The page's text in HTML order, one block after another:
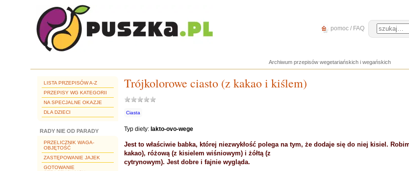
pomoc / FAQ
Archiwum przepisów wegetariańskich i wegańskich
LISTA PRZEPISÓW A-Z
PRZEPISY WG KATEGORII
NA SPECJALNE OKAZJE
DLA DZIECI
RADY NIE OD PARADY
PRZELICZNIK WAGA-
OBJĘTOŚĆ
ZASTĘPOWANIE JAJEK
GOTOWANIE
Trójkolorowe ciasto (z kakao i kiślem)
Ciasta
Typ diety: lakto-ovo-wege
Jest to właściwie babka, której niezwykłość polega na tym, że dodaje się do niej kisiel.
kakao), różową (z kisielem wiśniowym) i żółtą (z
cytrynowym). Jest dobre i fajnie wygląda.